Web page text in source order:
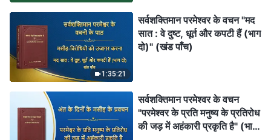
1:35:21
सर्वशक्तिमान परमेश्वर के वचन "मद
सात : वे दुष्ट, धूर्त और कपटी हैं (भाग
दो)" (खंड पाँच)
सर्वशक्तिमान परमेश्वर के वचन
"परमेश्वर के प्रति मनुष्य के प्रतिरोध
की जड़ में अहंकारी प्रकृति है" (भाग